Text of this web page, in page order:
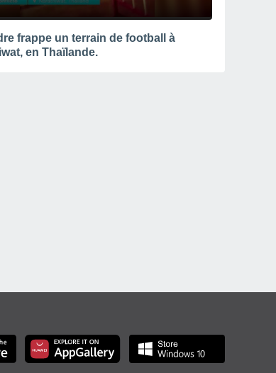
frappe un terrain de football à
en Thaïlande.